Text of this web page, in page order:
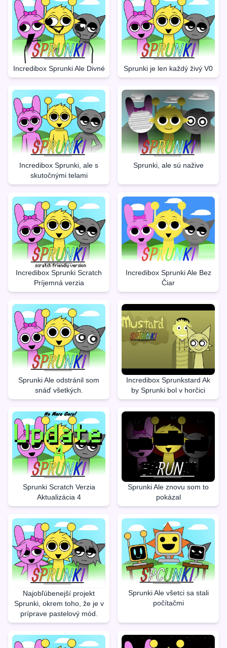
Incredibox Sprunki Ale Divné Sprunki je len každý živý V0
Incredibox Sprunki, ale s
skutočnými telami
Sprunki, ale sú nažive
Incredibox Sprunki Scratch
Príjemná verzia
Incredibox Sprunki Ale Bez
Čiar
Sprunki Ale odstránil som
snáď všetkých.
Incredibox Sprunkstard Ak
by Sprunki bol v horčici
Sprunki Scratch Verzia
Aktualizácia 4
Sprunki Ale znovu som to
pokázal
Najobľúbenejší projekt
Sprunki, okrem toho, že je v
príprave pastelový mód.
Sprunki Ale všetci sa stali
počítačmi